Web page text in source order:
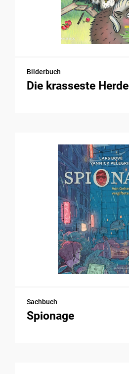
Bilderbuch
Die krasseste Herde
Sachbuch
Spionage